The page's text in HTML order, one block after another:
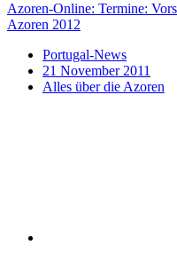
Azoren-Online: Termine:
Azoren 2012
Portugal-News
21 November 2011
Alles über die Azoren